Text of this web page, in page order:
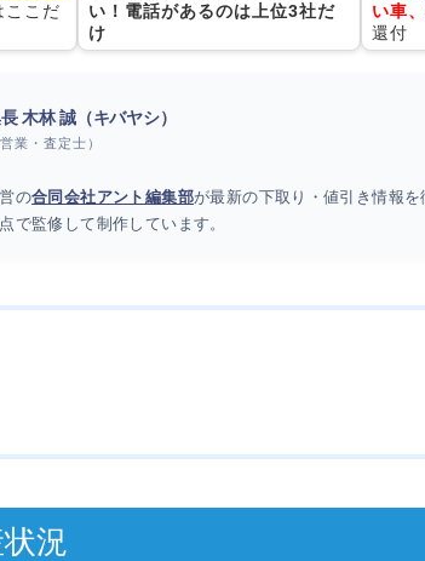
ここだ
い！電話があるのは上位3社だ
け
い車
還付
木林 誠（キバヤシ）
業・査定士）
の合同会社アント編集部が最新の下取り・値引き情報
で監修して制作しています。
況